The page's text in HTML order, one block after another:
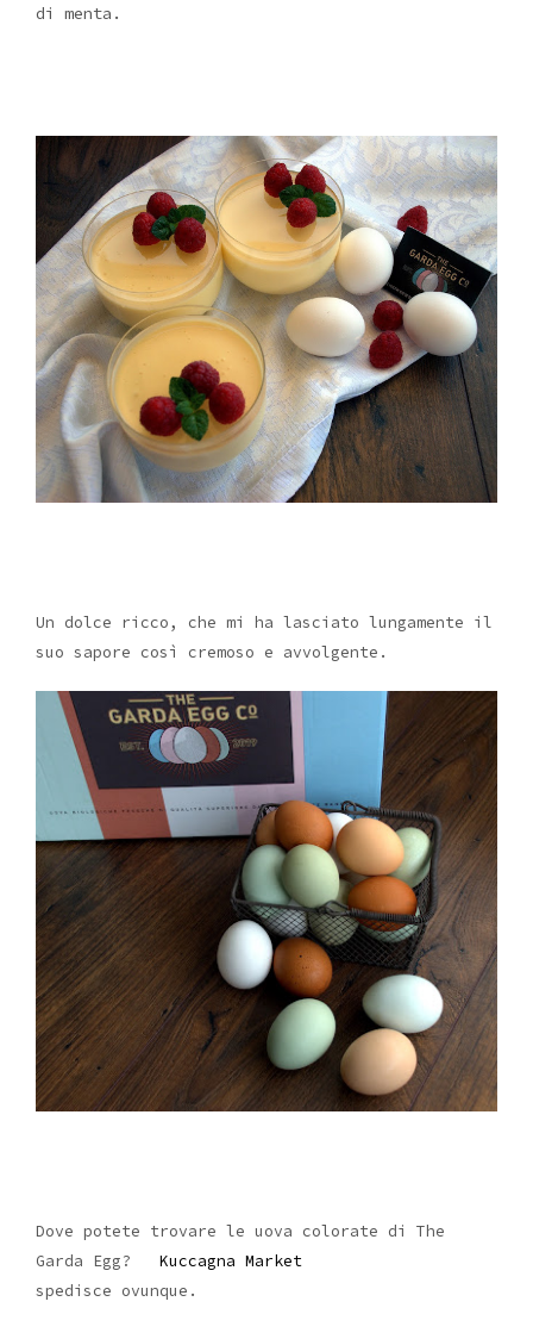
di menta.
Un dolce ricco, che mi ha lasciato lungamente il
suo sapore così cremoso e avvolgente.
Dove potete trovare le uova colorate di The
Garda Egg? Kuccagna Market
spedisce ovunque.